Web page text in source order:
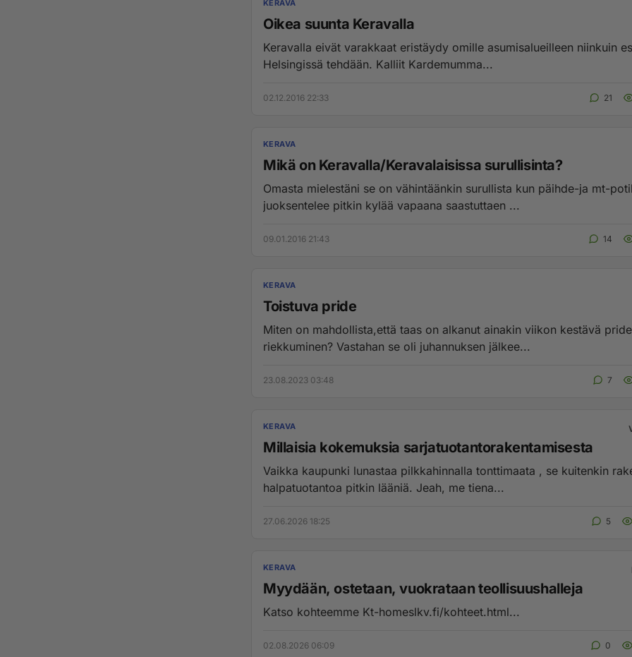
KERAVA
Oikea suunta Keravalla
Keravalla eivät varakkaat eristäydy omille asumisalueilleen niinkuin
Helsingissä tehdään. Kalliit Kardemumma...
02.12.2016 22:33 21
KERAVA
Mikä on Keravalla/Keravalaisissa surullisinta?
Omasta mielestäni se on vähintäänkin surullista kun päihde-ja mt-
juoksentelee pitkin kylää vapaana saastuttaen ...
09.01.2016 21:43 14
KERAVA
Toistuva pride
Miten on mahdollista,että taas on alkanut ainakin viikon kestävä
riekkuminen? Vastahan se oli juhannuksen jälkee...
23.08.2023 03:48 7
KERAVA
Millaisia kokemuksia sarjatuotantorakentamisesta
Vaikka kaupunki lunastaa pilkkahinnalla tonttimaata , se kuitenkin
halpatuotantoa pitkin lääniä. Jeah, me tiena...
27.06.2026 18:25 5
KERAVA
Myydään, ostetaan, vuokrataan teollisuushalleja
Katso kohteemme Kt-homeslkv.fi/kohteet.html...
02.08.2026 06:09 0